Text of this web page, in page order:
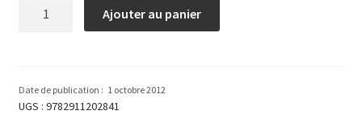
lui
chez
Ajouter au panier
Date de publication : 1 octobre 2012
UGS : 9782911202841